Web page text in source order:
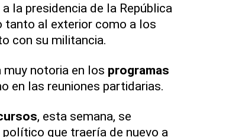
la presidencia de la República
tanto al exterior como a los
con su militancia.
muy notoria en los programas
en las reuniones partidarias.
, esta semana, se
político que traería de nuevo a